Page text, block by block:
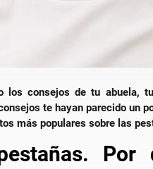
los consejos de tu abuela,
te hayan parecido un
más populares sobre las
Por